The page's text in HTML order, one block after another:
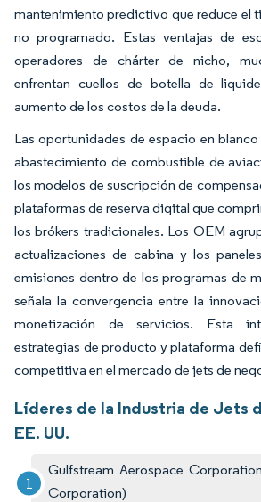
mantenimiento predictivo que reduce el
no programado. Estas ventajas de
operadores de chárter de nicho,
enfrentan cuellos de botella de
aumento de los costos de la deuda.
Las oportunidades de espacio en
abastecimiento de combustible de
los modelos de suscripción de
plataformas de reserva digital que
los brókers tradicionales. Los OEM
actualizaciones de cabina y los
emisiones dentro de los programas de
señala la convergencia entre la
monetización de servicios. Esta
estrategias de producto y plataforma
competitiva en el mercado de jets de
Líderes de la Industria de Jets
EE. UU.
Gulfstream Aerospace
Corporation)